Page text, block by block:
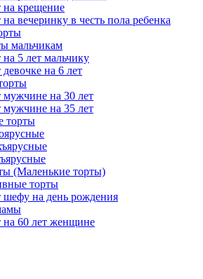
на крещение
на вечеринку в честь пола ребенка
мальчикам
на 5 лет мальчику
девочке на 6 лет
мужчине на 30 лет
мужчине на 35 лет
торты
(Маленькие торты)
торты
шефу на день рождения
на 60 лет женщине